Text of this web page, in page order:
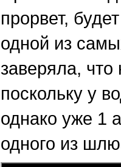
прорвет,
одной из
заверяла, что
поскольку у
однако уже 1
одного из